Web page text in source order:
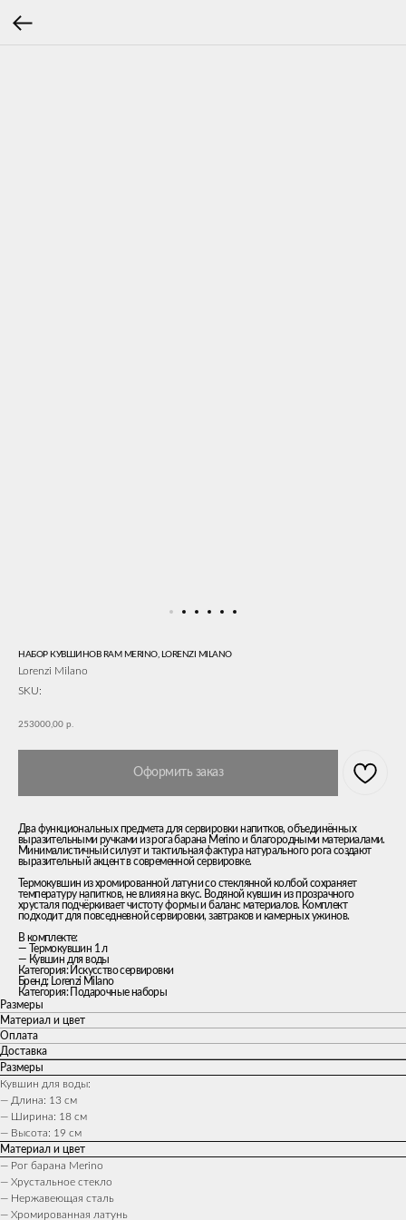
НАБОР КУВШИНОВ RAM MERINO, LORENZI MILANO
Lorenzi Milano
SKU:
253000,00 р.
Оформить заказ
Два функциональных предмета для сервировки напитков, объединённых
выразительными ручками из рога барана Merino и благородными материалами.
Минималистичный силуэт и тактильная фактура натурального рога создают
выразительный акцент в современной сервировке.
Термокувшин из хромированной латуни со стеклянной колбой сохраняет
температуру напитков, не влияя на вкус. Водяной кувшин из прозрачного
хрусталя подчёркивает чистоту формы и баланс материалов. Комплект
подходит для повседневной сервировки, завтраков и камерных ужинов.
В комплекте:
— Термокувшин 1 л
— Кувшин для воды
Категория: Искусство сервировки
Бренд: Lorenzi Milano
Категория: Подарочные наборы
Размеры
Материал и цвет
Оплата
Доставка
Размеры
Кувшин для воды:
— Длина: 13 см
— Ширина: 18 см
— Высота: 19 см
Материал и цвет
— Рог барана Merino
— Хрустальное стекло
— Нержавеющая сталь
— Хромированная латунь